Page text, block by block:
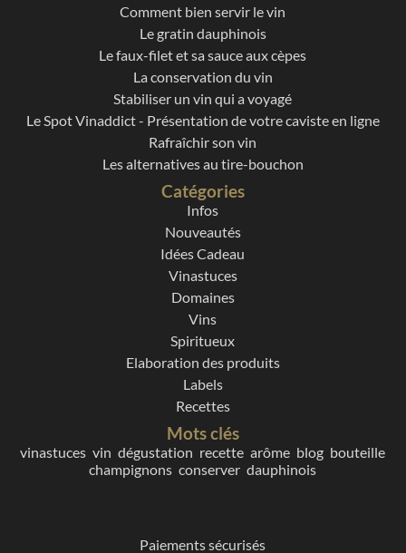
Comment bien servir le vin
Le gratin dauphinois
Le faux-filet et sa sauce aux cèpes
La conservation du vin
Stabiliser un vin qui a voyagé
Le Spot Vinaddict - Présentation de votre caviste en ligne
Rafraîchir son vin
Les alternatives au tire-bouchon
Catégories
Infos
Nouveautés
Idées Cadeau
Vinastuces
Domaines
Vins
Spiritueux
Elaboration des produits
Labels
Recettes
Mots clés
vinastuces vin dégustation recette arôme blog bouteille
champignons conserver dauphinois
Paiements sécurisés